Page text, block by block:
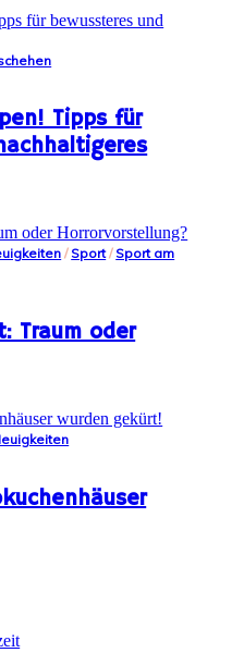
Tipps für
/ Sport/ Sport am
Traum oder